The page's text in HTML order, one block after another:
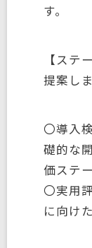
す。
【ス
提案しま
〇導入
礎的な
価ステ
〇実用
に向け